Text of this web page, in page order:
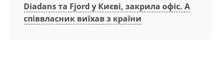
Diadans та Fjord у Києві, закрила офіс. А
співвласник виїхав з країни